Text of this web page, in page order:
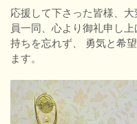
応援して下さった皆様、
員一同、心より御礼申し
持ちを忘れず、 勇気と希
ます。